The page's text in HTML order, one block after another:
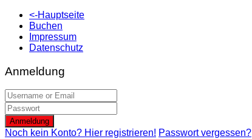
<-Hauptseite
Buchen
Impressum
Datenschutz
Anmeldung
Anmeldung
Noch kein Konto? Hier registrieren! Passwort vergessen?